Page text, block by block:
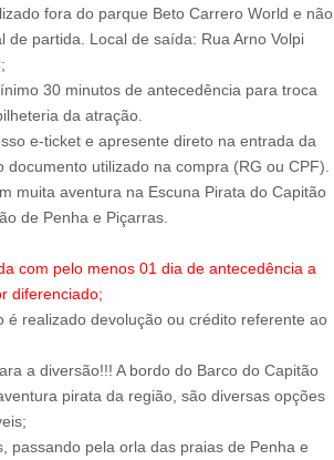
fora do parque Beto Carrero World e não
partida. Local de saída: Rua Arno Volpi
30 minutos de antecedência para troca
da atração.
e-ticket e apresente direto na entrada da
utilizado na compra (RG ou CPF).
muita aventura na Escuna Pirata do Capitão
com pelo menos 01 dia de antecedência a
diferenciado;
é realizado devolução ou crédito referente ao
a diversão!!! A bordo do Barco do Capitão
pirata da região, são diversas opções
passando pela orla das praias de Penha e